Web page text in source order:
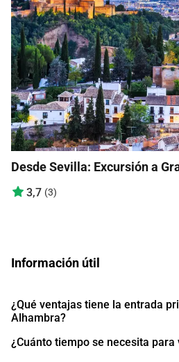
Desde Sevilla: Excursión a
3,7 (3)
Información útil
¿Qué ventajas tiene la entrada
Alhambra?
¿Cuánto tiempo se necesita